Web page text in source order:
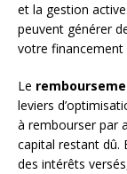
et la gestion
peuvent générer
votre financement
Le
leviers
à rembourser par
capital restant dû.
des intérêts